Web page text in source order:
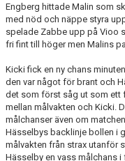
Engberg hittade Malin som
med nöd och näppe styra
spelade Zabbe upp på Vioo
fri fint till höger men Malins
Kicki fick en ny chans
den var något för brant och
det som först såg ut som ett
mellan målvakten och Kicki.
målchanser även om
Hässelbys backlinje bollen i
målvakten från strax utanför
Hässelby en vass målchans